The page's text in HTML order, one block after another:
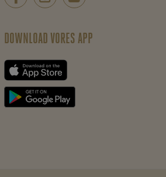
DOWNLOAD VORES APP